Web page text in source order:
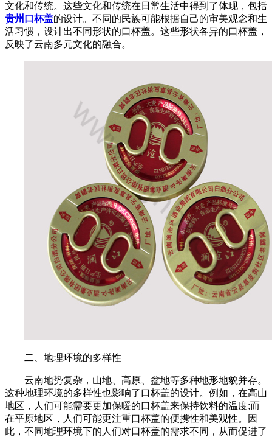
文化和传统。这些文化和传统在日常生活中得到了体现，包括
贵州口杯盖的设计。不同的民族可能根据自己的审美观念和生
活习惯，设计出不同形状的口杯盖。这些形状各异的口杯盖，
反映了云南多元文化的融合。
二、地理环境的多样性
云南地势复杂，山地、高原、盆地等多种地形地貌并存。
这种地理环境的多样性也影响了口杯盖的设计。例如，在高山
地区，人们可能需要更加保暖的口杯盖来保持饮料的温度;而
在平原地区，人们可能更注重口杯盖的便携性和美观性。因
此，不同地理环境下的人们对口杯盖的需求不同，从而促进了